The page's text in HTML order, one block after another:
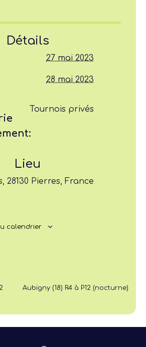
Détails
27 mai 2023
28 mai 2023
Tournois privés
Lieu
28130 Pierres, France
calendrier
Aubigny (18) R4 à P12 (nocturne)